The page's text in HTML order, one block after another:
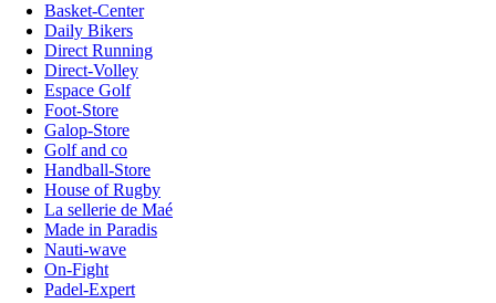
Basket-Center
Daily Bikers
Direct Running
Direct-Volley
Espace Golf
Foot-Store
Galop-Store
Golf and co
Handball-Store
House of Rugby
La sellerie de Maé
Made in Paradis
Nauti-wave
On-Fight
Padel-Expert